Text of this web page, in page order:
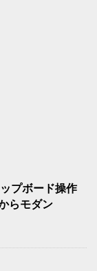
プボード操作
らモダン